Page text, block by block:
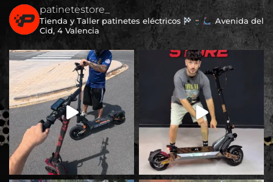
patinetestore_
Tienda y Taller patinetes eléctricos
Avenida del
Cid, 4 Valencia